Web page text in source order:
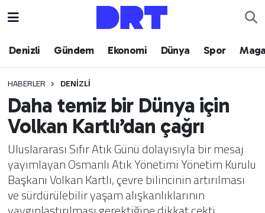
Denizli Gündem Ekonomi Dünya Spor
HABERLER DENIZLI
Daha temiz bir Dünya için
Volkan Kartlı’dan çağrı
Uluslararası Sıfır Atık Günü dolayısıyla bir mesaj
yayımlayan Osmanlı Atık Yönetimi Yönetim Kurulu
Başkanı Volkan Kartlı, çevre bilincinin artırılması
ve sürdürülebilir yaşam alışkanlıklarının
Denizli
Ekonomi
Dünya
Spor
Magazin
Hava Durumu
Trafik Durumu
Puan Durumu ve Fikstür
Tüm Manşetler
Son Dakika Haberleri
Haber Arşivi